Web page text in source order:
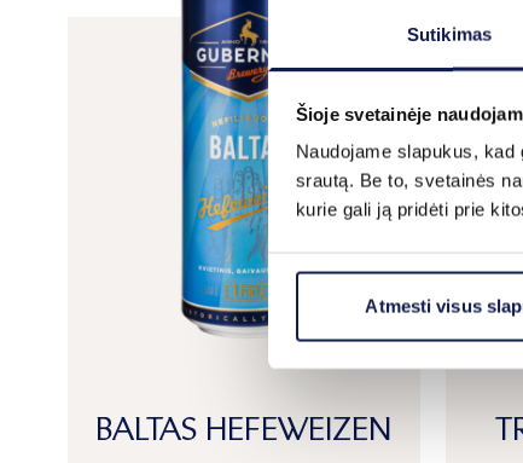
Sutikimas
Šioje svetainėje
Naudojame slapukus,
srautą. Be to, svetainės
kurie gali ją pridėti prie
Atmesti visus
BALTAS HEFEWEIZEN